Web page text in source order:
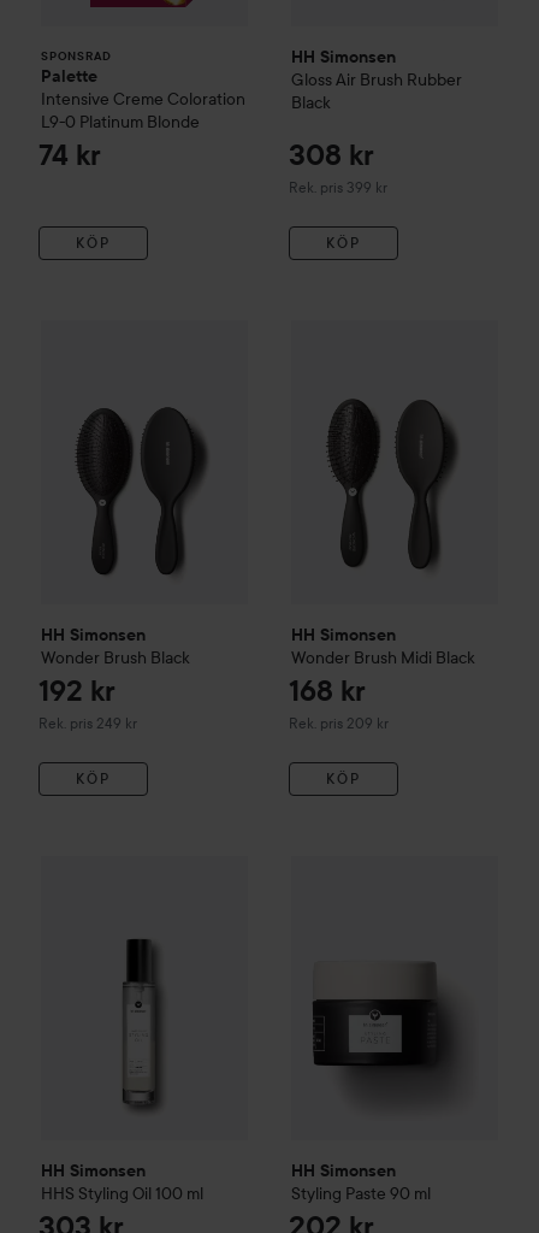
SPONSRAD
Palette
Intensive Creme Coloration
L9-0 Platinum Blonde
74 kr
KÖP
HH Simonsen
Gloss Air Brush Rubber
Black
308 kr
Rek. pris 399 kr
Rekommenderat pris 399 kr
KÖP
HH Simonsen
Wonder Brush Black
192 kr
Rek. pris 249 kr
Rekommenderat pris 249 kr
KÖP
HH Simonsen
Wonder Brush Midi Black
168 kr
Rek. pris 209 kr
Rekommenderat pris 209 kr
KÖP
HH Simonsen
HHS Styling Oil 100 ml
HH Simonsen
Styling Paste 90 ml